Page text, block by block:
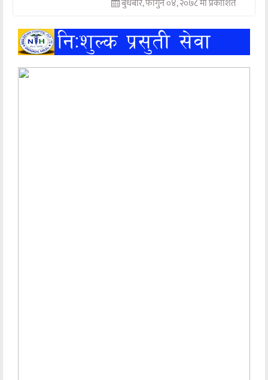
अन्य
बुधबार, फागुन ०४, २०७८ मा प्रकाशित